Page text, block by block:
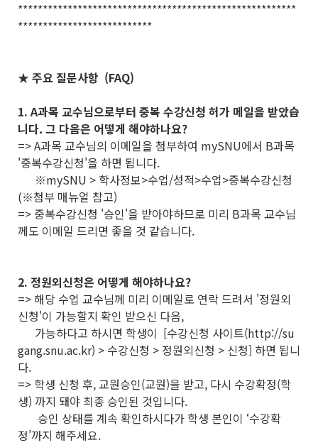
********************************************************
***************************
★ 주요 질문사항 (FAQ)
1. A과목 교수님으로부터 중복 수강신청 허가 메일을 받았습
니다. 그 다음은 어떻게 해야하나요?
=> A과목 교수님의 이메일을 첨부하여 mySNU에서 B과목
'중복수강신청'을 하면 됩니다.
※mySNU > 학사정보>수업/성적>수업>중복수강신청
(※첨부 매뉴얼 참고)
=> 중복수강신청 '승인'을 받아야하므로 미리 B과목 교수님
께도 이메일 드리면 좋을 것 같습니다.
2. 정원외신청은 어떻게 해야하나요?
=> 해당 수업 교수님께 미리 이메일로 연락 드려서 '정원외
신청'이 가능할지 확인 받으신 다음,
가능하다고 하시면 학생이 [수강신청 사이트(http://su
gang.snu.ac.kr) > 수강신청 > 정원외신청 > 신청] 하면 됩니
다.
=> 학생 신청 후, 교원승인(교원)을 받고, 다시 수강확정(학
생) 까지 돼야 최종 승인된 것입니다.
승인 상태를 계속 확인하시다가 학생 본인이 ‘수강확
정’까지 해주세요.